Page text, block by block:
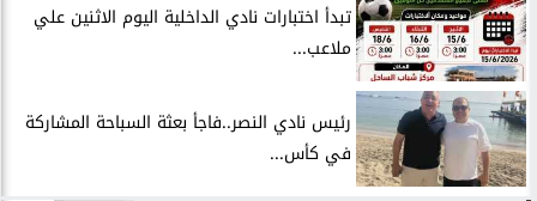
تبدأ اختبارات نادي الداخلية اليوم الاثنين علي
ملاعب...
رئيس نادي النصر..فاجأ بعثة السباحة المشاركة
في كأس...